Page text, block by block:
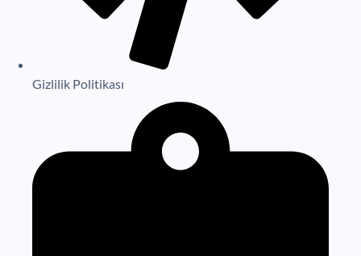
Gizlilik Politikası